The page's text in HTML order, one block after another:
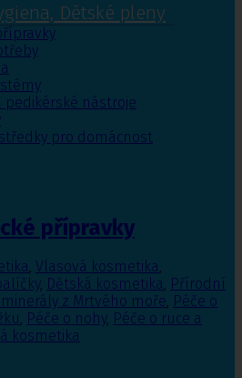
Dětské pleny
pedikérské nástroje
pro domácnost
přípravky
, Vlasová kosmetika,
, Dětská kosmetika, Přírodní
minerály z Mrtvého moře, Péče o
, Péče o nohy, Péče o ruce a
kosmetika